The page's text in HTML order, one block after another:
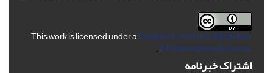
This work is licensed under aCreative Commons Attribution
4.0 International License
.
اشتراک خبرنامه